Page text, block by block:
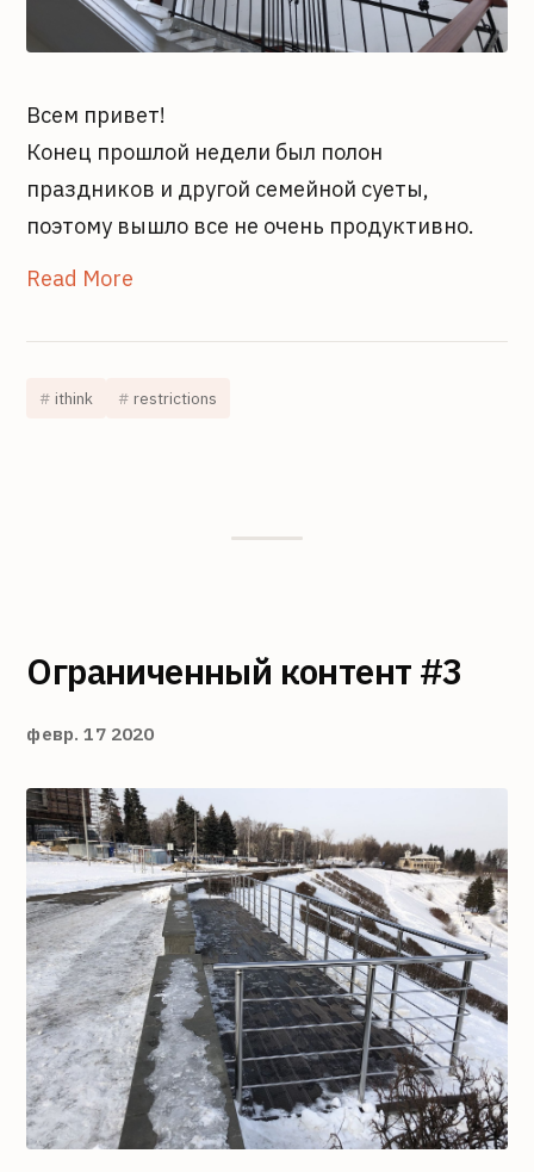
Всем привет!
Конец прошлой недели был полон
праздников и другой семейной суеты,
поэтому вышло все не очень продуктивно.
Read More
ithink restrictions
Ограниченный контент #3
февр. 17 2020